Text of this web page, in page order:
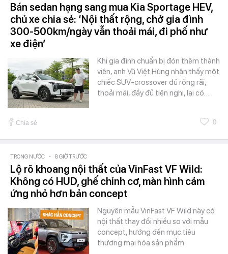
Bán sedan hạng sang mua Kia Sportage HEV,
chủ xe chia sẻ: ‘Nội thất rộng, chở gia đình
300-500km/ngày vẫn thoải mái, đi phố như
xe điện’
Khi gia đình chuẩn bị đón thêm thành
viên, anh Vũ Việt Hùng nhận thấy một
chiếc SUV-crossover đủ rộng rãi,
thoải mái, đầy đủ tiện nghi, lại có…
Chia sẻ 0
TRONG NƯỚC - 8 GIỜ TRƯỚC
Lộ rõ khoang nội thất của VinFast VF Wild:
Không có HUD, ghế chỉnh cơ, màn hình cảm
ứng nhỏ hơn bản concept
Nguyên mẫu VinFast VF Wild này có
nội thất thay đổi nhiều so với mẫu
concept, hướng đến mục tiêu
thương mại hóa sản phẩm.